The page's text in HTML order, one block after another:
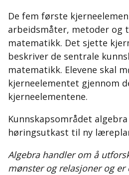
De fem første
arbeidsmåter, metoder og
matematikk. Det sjette
beskriver de sentrale
matematikk. Elevene skal
kjerneelementet gjennom
kjerneelementene.
Kunnskapsområdet
høringsutkast til ny
Algebra handler om å
mønster og relasjoner og er